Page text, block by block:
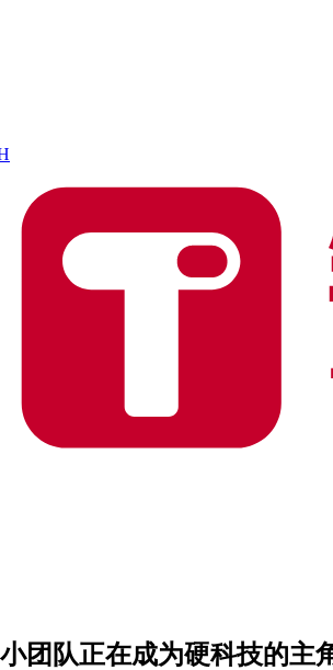
团队正在成为硬科技的主